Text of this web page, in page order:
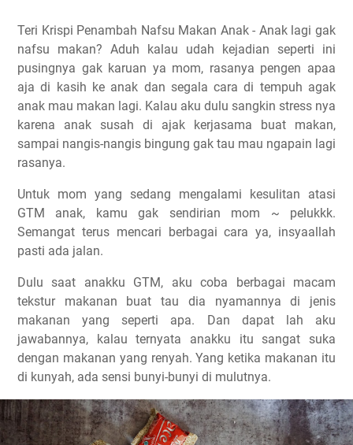
Teri Krispi Penambah Nafsu Makan Anak - Anak lagi gak
nafsu makan? Aduh kalau udah kejadian seperti ini
pusingnya gak karuan ya mom, rasanya pengen apaa
aja di kasih ke anak dan segala cara di tempuh agak
anak mau makan lagi. Kalau aku dulu sangkin stress nya
karena anak susah di ajak kerjasama buat makan,
sampai nangis-nangis bingung gak tau mau ngapain lagi
rasanya.
Untuk mom yang sedang mengalami kesulitan atasi
GTM anak, kamu gak sendirian mom ~ pelukkk.
Semangat terus mencari berbagai cara ya, insyaallah
pasti ada jalan.
Dulu saat anakku GTM, aku coba berbagai macam
tekstur makanan buat tau dia nyamannya di jenis
makanan yang seperti apa. Dan dapat lah aku
jawabannya, kalau ternyata anakku itu sangat suka
dengan makanan yang renyah. Yang ketika makanan itu
di kunyah, ada sensi bunyi-bunyi di mulutnya.